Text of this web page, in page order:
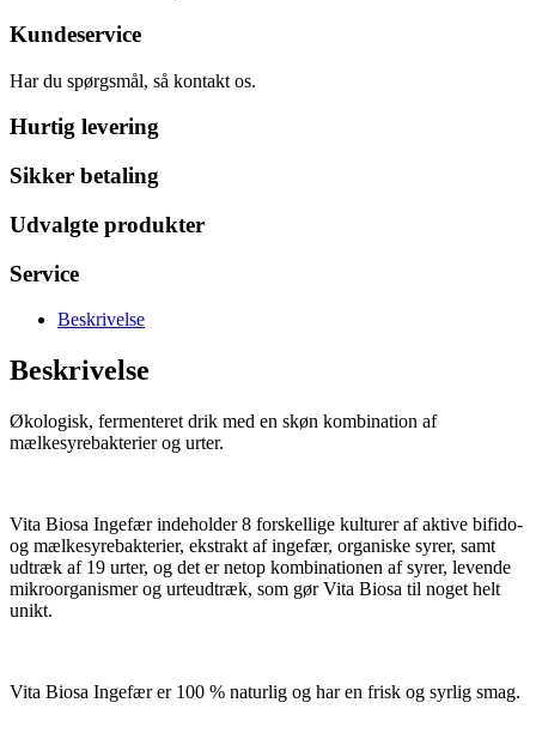
Kundeservice
Har du spørgsmål, så kontakt os.
Hurtig levering
Sikker betaling
Udvalgte produkter
Service
Beskrivelse
Beskrivelse
Økologisk, fermenteret drik med en skøn kombination af
mælkesyrebakterier og urter.
Vita Biosa Ingefær indeholder 8 forskellige kulturer af aktive bifido-
og mælkesyrebakterier, ekstrakt af ingefær, organiske syrer, samt
udtræk af 19 urter, og det er netop kombinationen af syrer, levende
mikroorganismer og urteudtræk, som gør Vita Biosa til noget helt
unikt.
Vita Biosa Ingefær er 100 % naturlig og har en frisk og syrlig smag.